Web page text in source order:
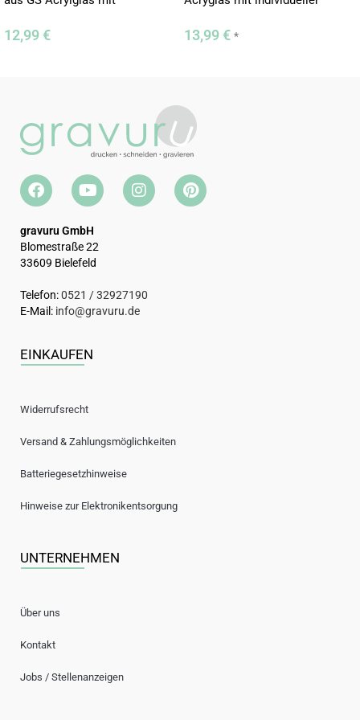
12,99 € 13,99 € *
gravuru GmbH
Blomestraße 22
33609 Bielefeld
Telefon:0521 / 32927190
E-Mail: info@gravuru.de
EINKAUFEN
Widerrufsrecht
Versand & Zahlungsmöglichkeiten
Batteriegesetzhinweise
Hinweise zur Elektronikentsorgung
UNTERNEHMEN
Über uns
Kontakt
Jobs / Stellenanzeigen